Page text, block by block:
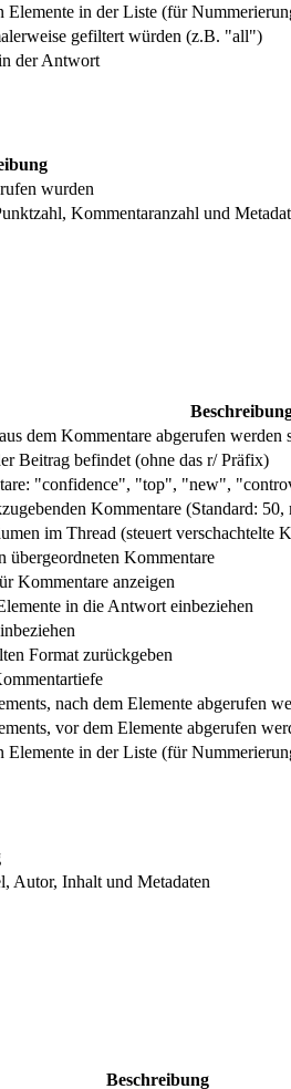
Elemente in der Liste (für
gefiltert würden (z.B. "all")
der Antwort
wurden
Kommentaranzahl und
dem Kommentare abgerufen werden
Beitrag befindet (ohne das r/ Präfix)
"confidence", "top", "new",
Kommentare (Standard: 50,
im Thread (steuert verschachtelte
übergeordneten Kommentare
Kommentare anzeigen
in die Antwort einbeziehen
Format zurückgeben
nach dem Elemente abgerufen
vor dem Elemente abgerufen
Elemente in der Liste (für
Autor, Inhalt und Metadaten
Beschreibung